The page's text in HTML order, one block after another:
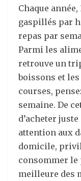
Chaque
gaspillés par
repas par
Parmi les
retrouve un
boissons et
courses,
semaine. De
d’acheter
attention aux
domicile,
consommer le
meilleure des